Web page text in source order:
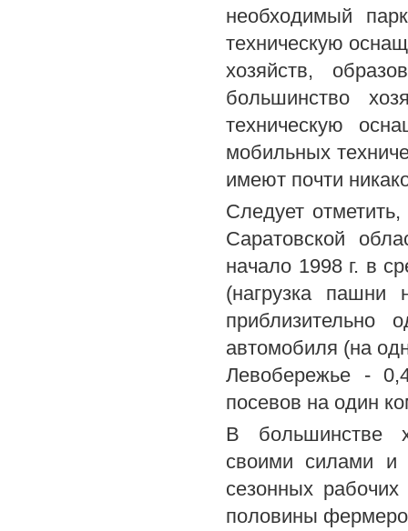
необходимый
техническую
хозяйств,
большинство
техническую
мобильных
имеют почти
Следует
Саратовской
начало 1998 г. в
(нагрузка
приблизительно
автомобиля (на
Левобережье -
посевов на один
В большинстве
своими силами
сезонных
половины